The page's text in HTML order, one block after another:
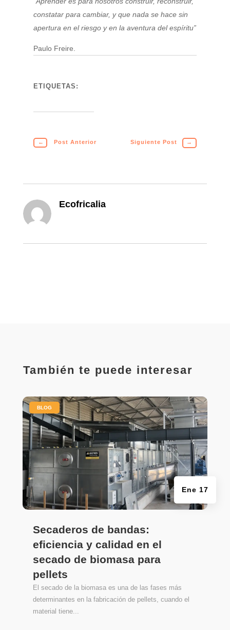
constatar para cambiar, y que nada se hace sin
apertura en el riesgo y en la aventura del espíritu”
Paulo Freire.
ETIQUETAS:
← Post Anterior Siguiente Post →
Ecofricalia
También te puede interesar
Secaderos de bandas:
eficiencia y calidad en el
secado de biomasa para
pellets
Ene 17
BLOG
El secado de la biomasa es una de las fases más
determinantes en la fabricación de pellets, cuando el
material tiene...